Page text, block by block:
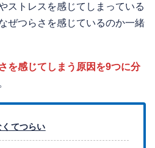
ストレスを感じてしまっている
ぜつらさを感じているのか一緒
を感じてしまう原因を9つに分
てつらい